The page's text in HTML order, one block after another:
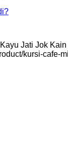
Jati Jok Kain
kursi-cafe-